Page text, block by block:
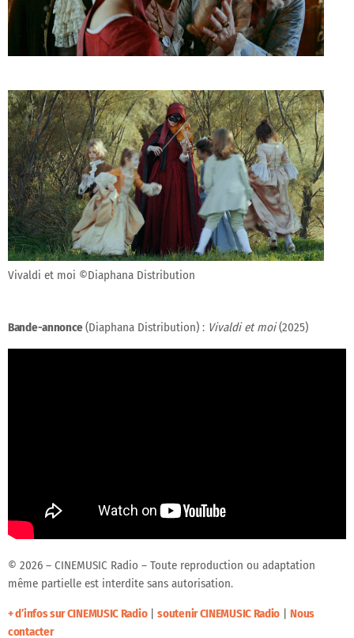
Vivaldi et moi ©Diaphana Distribution
Bande-annonce(Diaphana Distribution) : Vivaldi et moi(2025)
© 2026 – CINEMUSIC Radio – Toute reproduction ou adaptation
même partielle est interdite sans autorisation.
+ d’infos sur CINEMUSIC Radio|soutenir CINEMUSIC Radio |Nous
contacter